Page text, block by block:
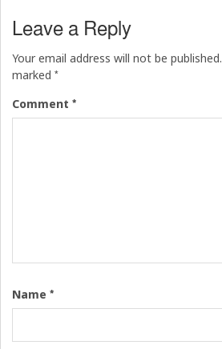
Leave a Reply
Your email address will not be published.
marked *
Comment *
Name *